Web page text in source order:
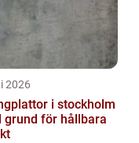
2026
i stockholm
grund för hållbara